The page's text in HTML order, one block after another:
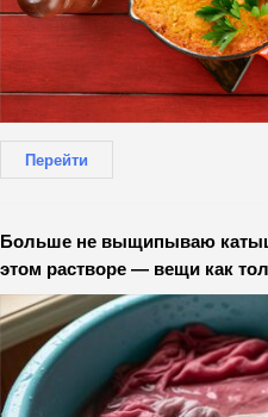
Перейти
Больше не выщипываю
этом растворе — вещи как